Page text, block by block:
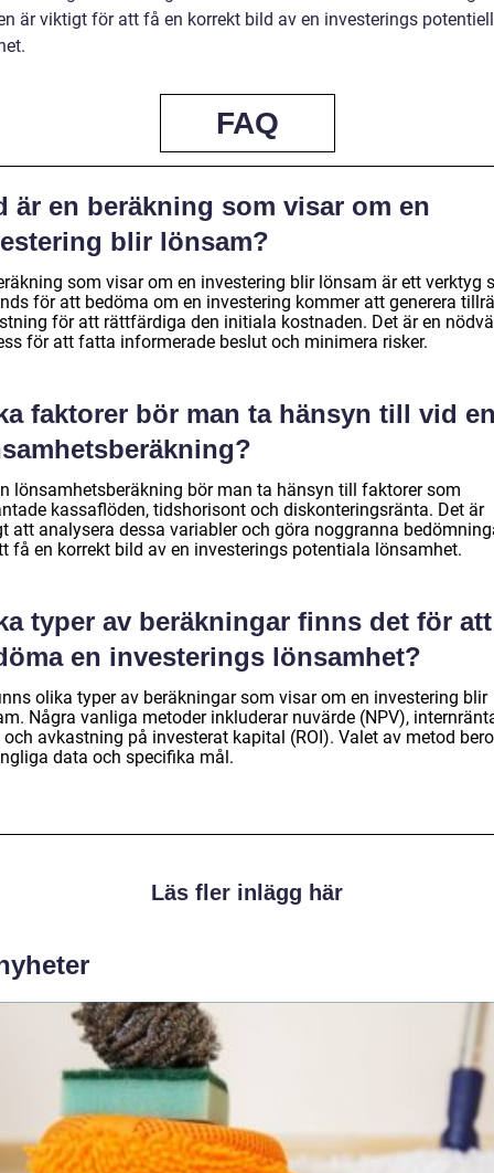
är viktigt för att få en korrekt bild av en investerings
FAQ
är en beräkning som visar om en
blir lönsam?
som visar om en investering blir lönsam är ett verktyg
för att bedöma om en investering kommer att generera
för att rättfärdiga den initiala kostnaden. Det är en
för att fatta informerade beslut och minimera risker.
faktorer bör man ta hänsyn till vid
lönsamhetsberäkning bör man ta hänsyn till faktorer som
kassaflöden, tidshorisont och diskonteringsränta. Det är
att analysera dessa variabler och göra noggranna
få en korrekt bild av en investerings potentiala lönsamhet.
typer av beräkningar finns det för att
en investerings lönsamhet?
olika typer av beräkningar som visar om en investering blir
Några vanliga metoder inkluderar nuvärde (NPV),
och avkastning på investerat kapital (ROI). Valet av metod
data och specifika mål.
Läs fler inlägg här